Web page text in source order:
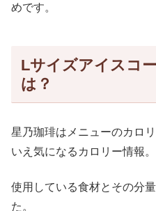
めです。
Lサイズアイスコ
は？
星乃珈琲はメニューのカロ
いえ気になるカロリー情報。
使用している食材とその分
た。